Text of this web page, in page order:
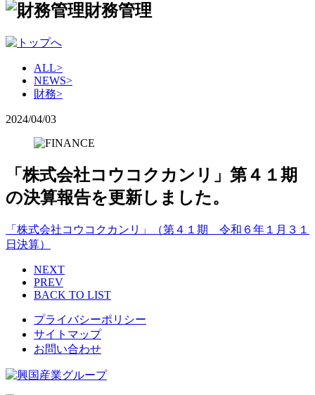
財務管理
ALL>
NEWS>
財務>
2024/04/03
「株式会社コウコクカンリ」第４１期
の決算報告を更新しました。
「株式会社コウコクカンリ」（第４１期 令和６年１月３１
日決算）
NEXT
PREV
BACK TO LIST
プライバシーポリシー
サイトマップ
お問い合わせ